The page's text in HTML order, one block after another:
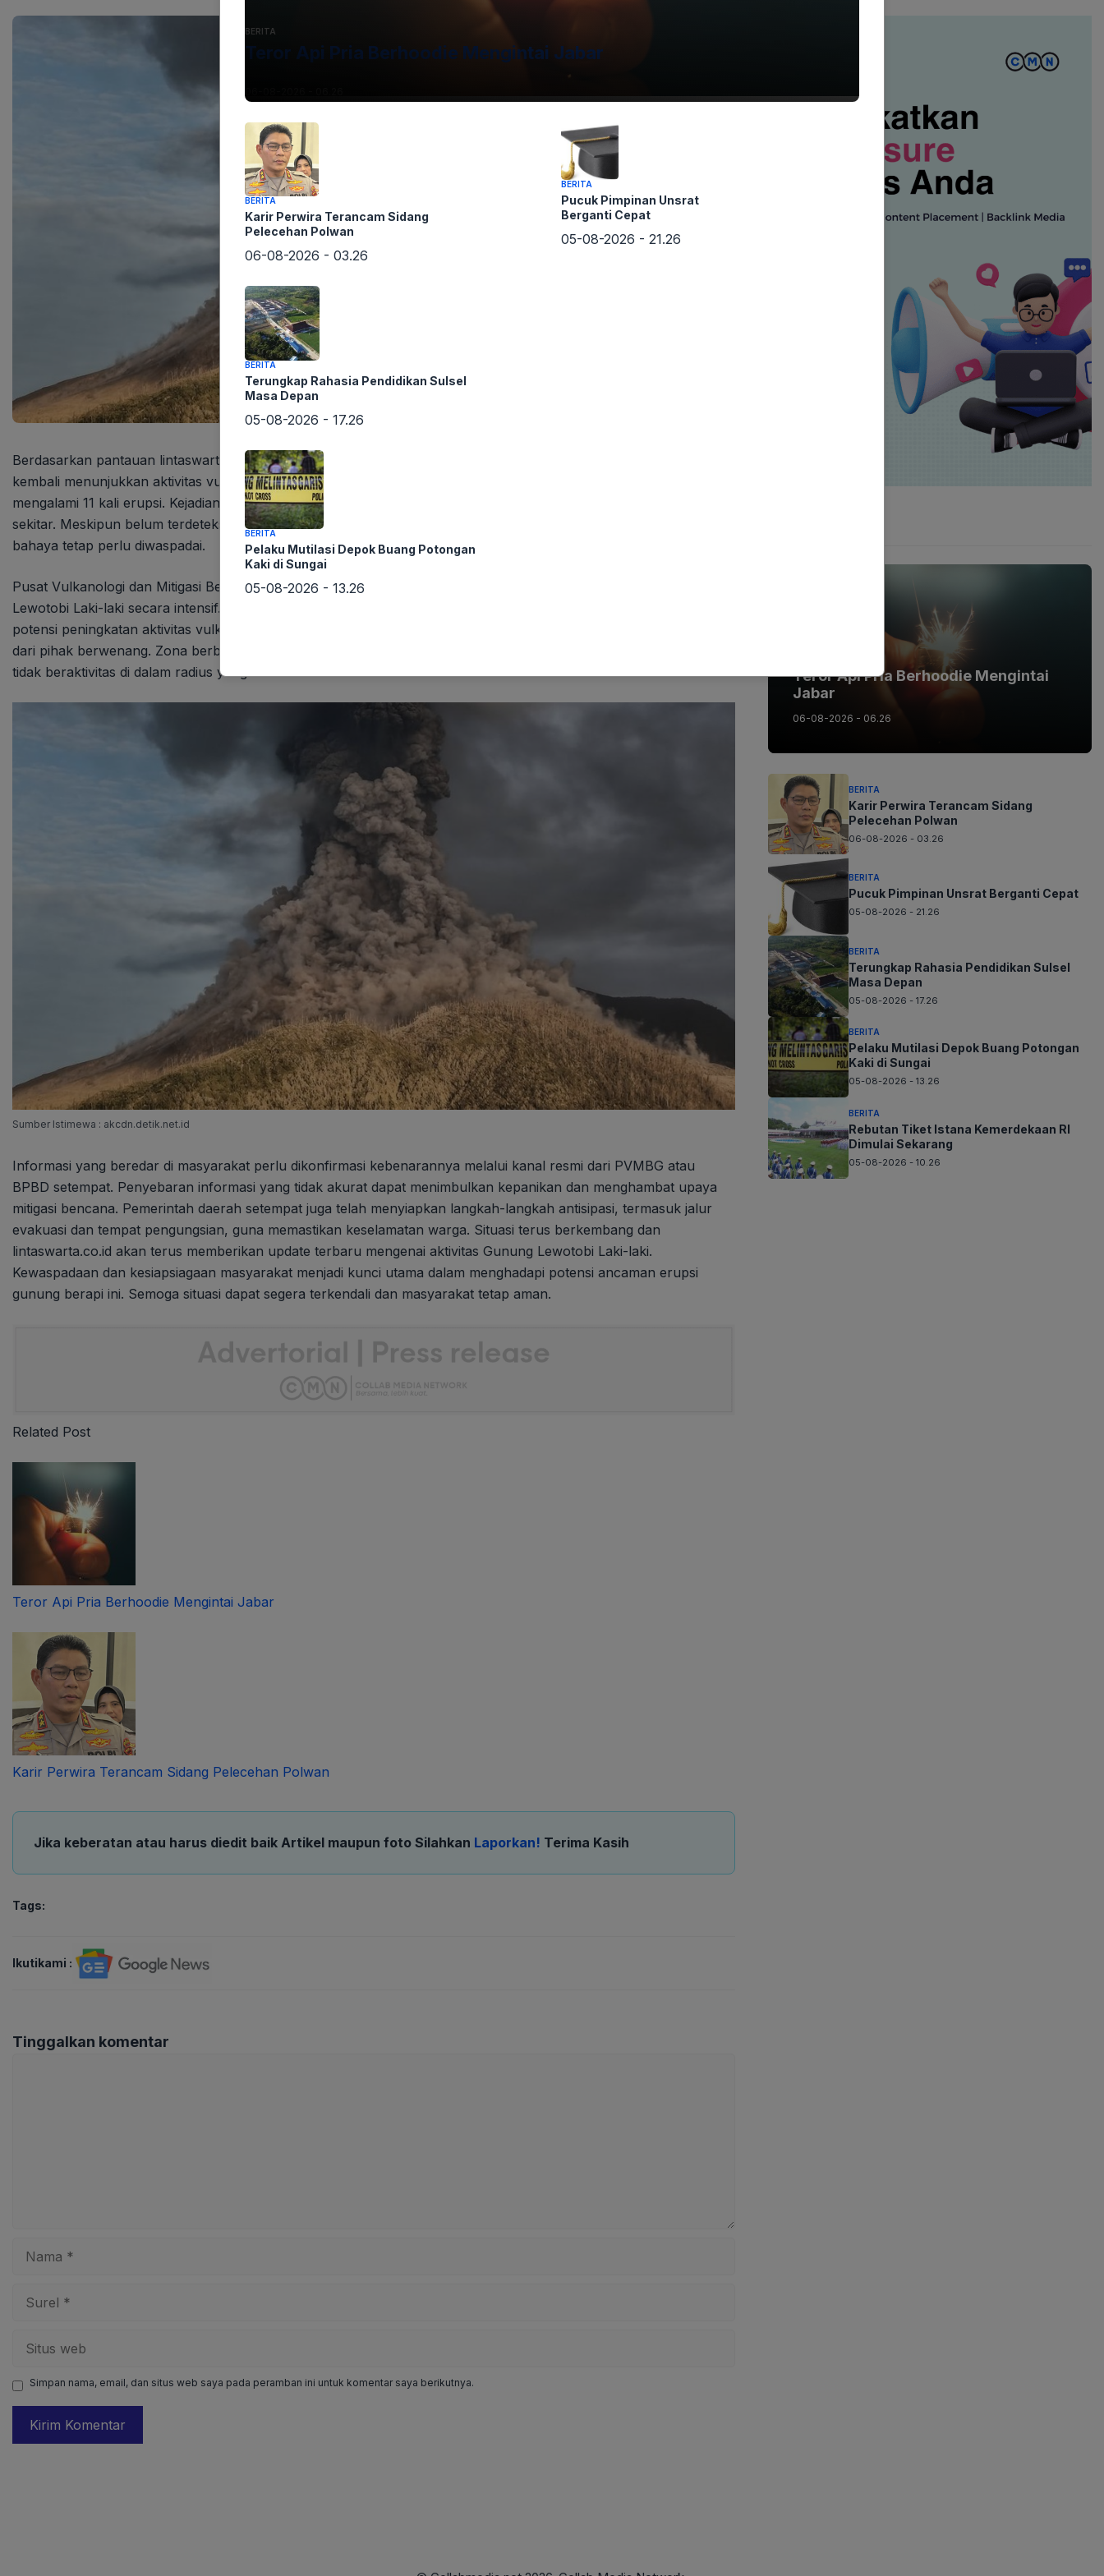
Berdasarkan pantauan lintaswarta.co.id, Gunung Lewotobi Laki-laki di Flores Timur, Nusa Tenggara Timur (NTT)
kembali menunjukkan aktivitas vulkanik yang signifikan. Sejak Senin (18/8) lalu, gunung api tersebut tercatat telah
mengalami 11 kali erupsi. Kejadian ini tentu menimbulkan kekhawatiran dan meningkatkan kewaspadaan di wilayah
sekitar. Meskipun belum terdeteksi adanya peningkatan signifikan pada ketinggian kolom abu vulkanik, potensi
bahaya tetap perlu diwaspadai.
Pusat Vulkanologi dan Mitigasi Bencana Geologi (PVMBG) terus memantau perkembangan aktivitas Gunung
Lewotobi Laki-laki secara intensif. Data seismik dan visual terus dikumpulkan dan dianalisis untuk mengantisipasi
potensi peningkatan aktivitas vulkanik lebih lanjut. Masyarakat diimbau untuk tetap tenang dan mengikuti arahan
dari pihak berwenang. Zona berbahaya di sekitar gunung api telah ditetapkan, dan masyarakat dihimbau untuk
tidak beraktivitas di dalam radius yang telah ditentukan.
Sumber Istimewa : akcdn.detik.net.id
Informasi yang beredar di masyarakat perlu dikonfirmasi kebenarannya melalui kanal resmi dari PVMBG atau
BPBD setempat. Penyebaran informasi yang tidak akurat dapat menimbulkan kepanikan dan menghambat upaya
mitigasi bencana. Pemerintah daerah setempat juga telah menyiapkan langkah-langkah antisipasi, termasuk jalur
evakuasi dan tempat pengungsian, guna memastikan keselamatan warga. Situasi terus berkembang dan
lintaswarta.co.id akan terus memberikan update terbaru mengenai aktivitas Gunung Lewotobi Laki-laki.
Kewaspadaan dan kesiapsiagaan masyarakat menjadi kunci utama dalam menghadapi potensi ancaman erupsi
gunung berapi ini. Semoga situasi dapat segera terkendali dan masyarakat tetap aman.
Related Post
Teror Api Pria Berhoodie Mengintai Jabar
Karir Perwira Terancam Sidang Pelecehan Polwan
Jika keberatan atau harus diedit baik Artikel maupun foto Silahkan Laporkan! Terima Kasih
Tags:
Ikutikami :
Tinggalkan komentar
Simpan nama, email, dan situs web saya pada peramban ini untuk komentar saya berikutnya.
Teror Api Pria Berhoodie Mengintai
Jabar
06-08-2026 - 06.26
BERITA
Karir Perwira Terancam Sidang
Pelecehan Polwan
06-08-2026 - 03.26
BERITA
Pucuk Pimpinan Unsrat Berganti Cepat
05-08-2026 - 21.26
BERITA
Terungkap Rahasia Pendidikan Sulsel
Masa Depan
05-08-2026 - 17.26
BERITA
Pelaku Mutilasi Depok Buang Potongan
Kaki di Sungai
05-08-2026 - 13.26
BERITA
Rebutan Tiket Istana Kemerdekaan RI
Dimulai Sekarang
05-08-2026 - 10.26
BERITA
Teror Api Pria Berhoodie Mengintai Jabar
BERITA
Karir Perwira Terancam Sidang
Pelecehan Polwan
06-08-2026 - 03.26
BERITA
Pucuk Pimpinan Unsrat
Berganti Cepat
05-08-2026 - 21.26
BERITA
Terungkap Rahasia Pendidikan Sulsel
Masa Depan
05-08-2026 - 17.26
BERITA
Pelaku Mutilasi Depok Buang Potongan
Kaki di Sungai
05-08-2026 - 13.26